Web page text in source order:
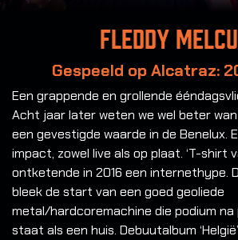
Fleddy
Gespeeld op Alcatraz:
Een grappende en grollende
Acht jaar later weten we wel beter
een gevestigde waarde in de Benelux.
impact, zowel live als op plaat. ‘T-shirt
ontketende in 2016 een internethype.
bleek de start van een goed geoliede
metal/hardcoremachine die podium na
staat als een huis. Debuutalbum